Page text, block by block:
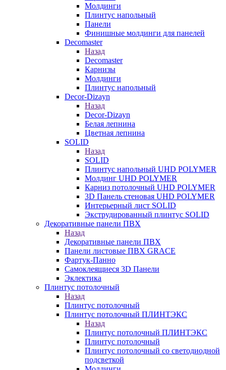
Молдинги
Плинтус напольный
Панели
Финишные молдинги для панелей
Decomaster
Назад
Decomaster
Карнизы
Молдинги
Плинтус напольный
Decor-Dizayn
Назад
Decor-Dizayn
Белая лепнина
Цветная лепнина
SOLID
Назад
SOLID
Плинтус напольный UHD POLYMER
Молдинг UHD POLYMER
Карниз потолочный UHD POLYMER
3D Панель стеновая UHD POLYMER
Интерьерный лист SOLID
Экструдированный плинтус SOLID
Декоративные панели ПВХ
Назад
Декоративные панели ПВХ
Панели листовые ПВХ GRACE
Фартук-Панно
Самоклеящиеся 3D Панели
Эклектика
Плинтус потолочный
Назад
Плинтус потолочный
Плинтус потолочный ПЛИНТЭКС
Назад
Плинтус потолочный ПЛИНТЭКС
Плинтус потолочный
Плинтус потолочный со светодиодной
подсветкой